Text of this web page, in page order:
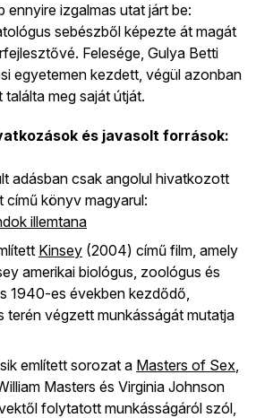
ennyire izgalmas utat járt be:
sebészből képezte át magát
Felesége, Gulya Betti
egyetemen kezdett, végül azonban
találta meg saját útját.
és javasolt források:
adásban csak angolul hivatkozott
című könyv magyarul:
illemtana
Kinsey (2004) című film, amely
amerikai biológus, zoológus és
1940-es években kezdődő,
terén végzett munkásságát mutatja
említett sorozat a Masters of Sex,
Masters és Virginia Johnson
folytatott munkásságáról szól,